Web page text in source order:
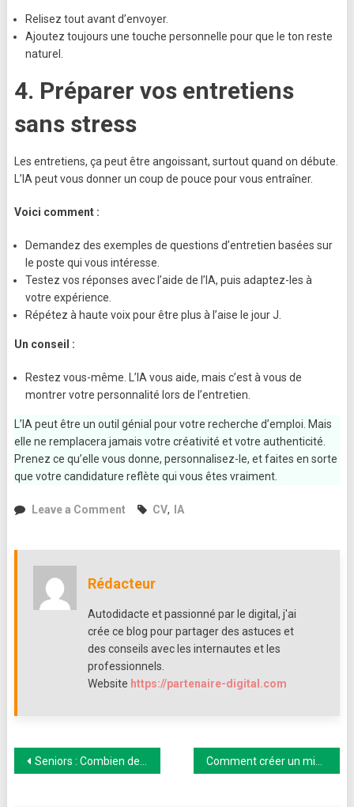
Relisez tout avant d’envoyer.
Ajoutez toujours une touche personnelle pour que le ton reste
naturel.
4. Préparer vos entretiens
sans stress
Les entretiens, ça peut être angoissant, surtout quand on débute.
L’IA peut vous donner un coup de pouce pour vous entraîner.
Voici comment :
Demandez des exemples de questions d’entretien basées sur
le poste qui vous intéresse.
Testez vos réponses avec l’aide de l’IA, puis adaptez-les à
votre expérience.
Répétez à haute voix pour être plus à l’aise le jour J.
Un conseil :
Restez vous-même. L’IA vous aide, mais c’est à vous de
montrer votre personnalité lors de l’entretien.
L’IA peut être un outil génial pour votre recherche d’emploi. Mais
elle ne remplacera jamais votre créativité et votre authenticité.
Prenez ce qu’elle vous donne, personnalisez-le, et faites en sorte
que votre candidature reflète qui vous êtes vraiment.
Leave a Commenton
d’utiliser
pour
trouver
un
job
CV, IA
Rédacteur
Autodidacte et passionné par le digital, j'ai
crée ce blog pour partager des astuces et
des conseils avec les internautes et les
professionnels.
Website https://partenaire-digital.com
Navigation
Seniors : Combien de pas par jour selon votre âge ? Comment créer un mini-site en 10 minutes